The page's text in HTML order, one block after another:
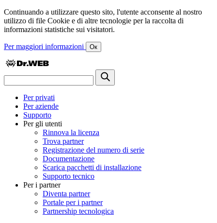
Continuando a utilizzare questo sito, l'utente acconsente al nostro
utilizzo di file Cookie e di altre tecnologie per la raccolta di
informazioni statistiche sui visitatori.
Per maggiori informazioni Ок
Per privati
Per aziende
Supporto
Per gli utenti
Rinnova la licenza
Trova partner
Registrazione del numero di serie
Documentazione
Scarica pacchetti di installazione
Supporto tecnico
Per i partner
Diventa partner
Portale per i partner
Partnership tecnologica